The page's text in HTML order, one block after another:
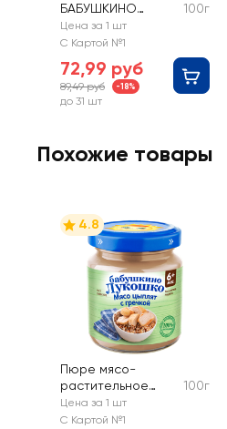
БАБУШКИНО
ЛУКОШКО
Кукуруза, кабачок
месяцев
100г
Цена за 1 шт
С Картой №1
72,99 руб
89,49 руб -18%
до 31 шт
Похожие товары
4.8
Пюре мясо-
растительное
БАБУШКИНО
ЛУКОШКО Курочка
100г
Цена за 1 шт
С Картой №1